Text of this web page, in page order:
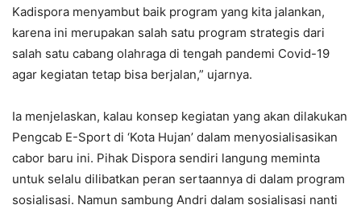
Kadispora menyambut baik program yang kita jalankan,
karena ini merupakan salah satu program strategis dari
salah satu cabang olahraga di tengah pandemi Covid-19
agar kegiatan tetap bisa berjalan,” ujarnya.
Ia menjelaskan, kalau konsep kegiatan yang akan dilakukan
Pengcab E-Sport di ‘Kota Hujan’ dalam menyosialisasikan
cabor baru ini. Pihak Dispora sendiri langung meminta
untuk selalu dilibatkan peran sertaannya di dalam program
sosialisasi. Namun sambung Andri dalam sosialisasi nanti